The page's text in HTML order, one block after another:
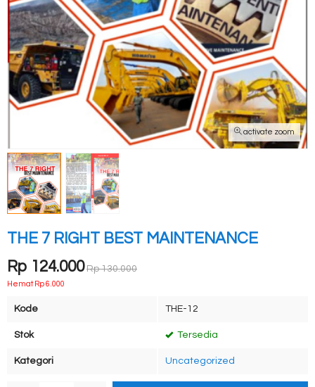
activate zoom
THE 7 RIGHT BEST MAINTENANCE
Rp 124.000 Rp 130.000
Hemat Rp 6.000
Kode THE-12
Stok Tersedia
Kategori Uncategorized